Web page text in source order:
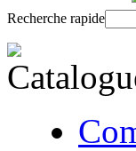
Recherche rapide